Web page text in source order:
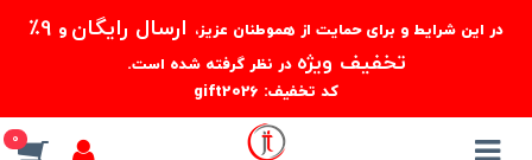
در این شرایط و برای حمایت از هموطنان عزیز، ارسال رایگان و
9٪
تخفیف ویژه در نظر گرفته شده است.
کد تخفیف: gift2026
0